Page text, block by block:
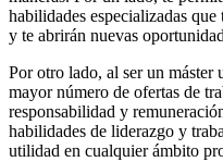
habilidades especializadas
y te abrirán nuevas
Por otro lado, al ser un máster
mayor número de ofertas de
responsabilidad y
habilidades de liderazgo y
utilidad en cualquier ámbito